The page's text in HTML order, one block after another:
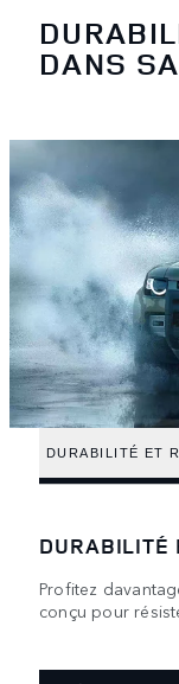
DANS
DURABILITÉ ET
DURABILITÉ
Profitez
conçu pour